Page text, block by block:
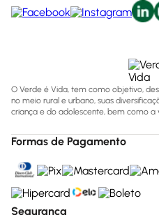
O Verde é Vida, tem como objetivo,
no meio rural e urbano, suas
criança e do adolescente, bem como
Formas de Pagamento
Segurança